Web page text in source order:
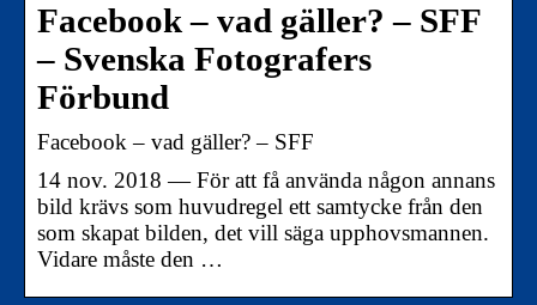
Facebook – vad gäller? – SFF
– Svenska Fotografers
Förbund
Facebook – vad gäller? – SFF
14 nov. 2018 — För att få använda någon annans
bild krävs som huvudregel ett samtycke från den
som skapat bilden, det vill säga upphovsmannen.
Vidare måste den …